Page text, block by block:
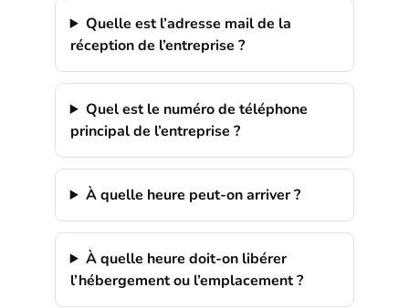
Quelle est l’adresse mail de la
réception de l’entreprise ?
Quel est le numéro de téléphone
principal de l’entreprise ?
À quelle heure peut-on arriver ?
À quelle heure doit-on libérer
l’hébergement ou l’emplacement ?